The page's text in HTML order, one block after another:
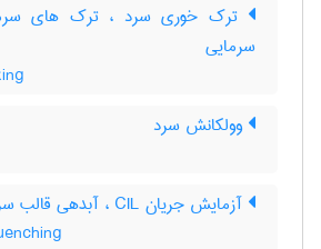
ترک خوری سرد ، ترک های
سرمایی
وولکانش سرد
آزمایش جریان CIL ، آبدهی قالب سرد